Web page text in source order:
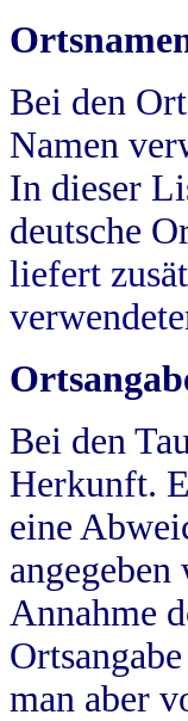
Bei den
Namen
In dieser
deutsche
liefert
Bei den
Herkunft.
eine
Annahme
man aber